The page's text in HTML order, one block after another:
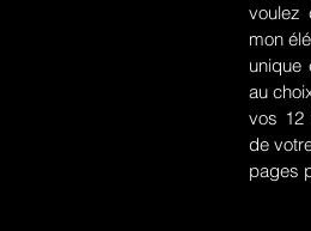
voulez
mon
unique
au
vos 12
de
pages